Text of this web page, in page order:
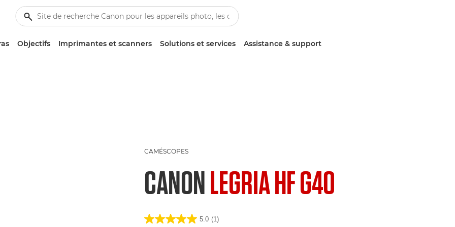
Objectifs Imprimantes et scanners Solutions et services Assistance & support
CAMÉSCOPES
CANONLEGRIA HF G40
5.0 (1)